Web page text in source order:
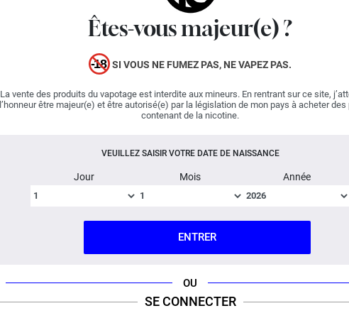
Êtes-vous majeur(e) ?
SI VOUS NE FUMEZ PAS, NE VAPEZ PAS.
La vente des produits du vapotage est interdite aux mineurs. En rentrant sur ce site,
l’honneur être majeur(e) et être autorisé(e) par la législation de mon pays à acheter des
contenant de la nicotine.
VEUILLEZ SAISIR VOTRE DATE DE NAISSANCE
Jour Mois Année
ENTRER
OU
SE CONNECTER
des projecteurs. Les aromaticiens français ont déposé
sur un lit de glaçon, à la fraîcheur intense, quelques
sucrées et de généreux morceaux de
Pour compléter sa concoction, Fighter Fuel a ajouté un
subtil jus de grenade qui sent bon l'évasion. Avec cet e-
liquide, le créateur répond aux attentes des adeptes de
mixtures réalistes et rafraîchissantes.
Important :E-liquideboosté en arômes, vendu en flacon
de 120 ml
Fabriqué en France ; Dosage PG/VG : 30% / 70%
FICHE TECHNIQUE QUESTION / RÉPONSE